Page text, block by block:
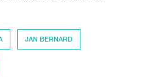
JAN BERNARD